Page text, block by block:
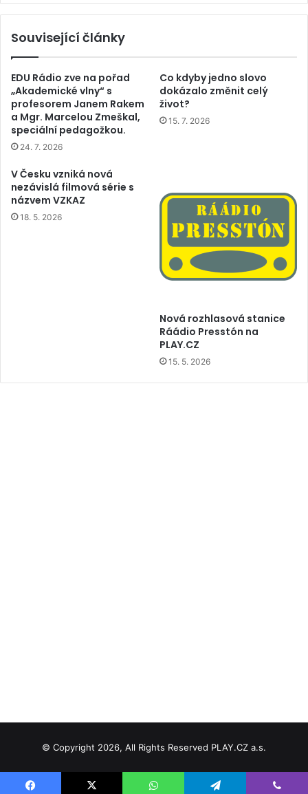
Související články
EDU Rádio zve na pořad
„Akademické vlny“ s
profesorem Janem Rakem
a Mgr. Marcelou Zmeškal,
speciální pedagožkou.
24. 7. 2026
Co kdyby jedno slovo
dokázalo změnit celý
život?
15. 7. 2026
V Česku vzniká nová
nezávislá filmová série s
názvem VZKAZ
18. 5. 2026
Nová rozhlasová stanice
Ráádio Presstón na
PLAY.CZ
15. 5. 2026
© Copyright 2026, All Rights Reserved PLAY.CZ a.s.